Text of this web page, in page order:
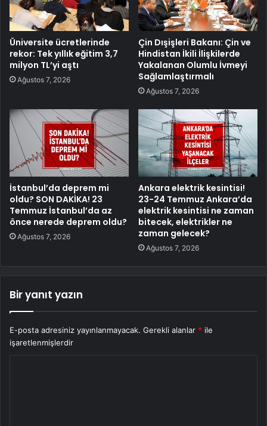
Üniversite ücretlerinde
rekor: Tek yıllık eğitim 3,7
milyon TL’yi aştı
Ağustos 7, 2026
Çin Dışişleri Bakanı: Çin ve
Hindistan İkili İlişkilerde
Yakalanan Olumlu İvmeyi
Sağlamlaştırmalı
Ağustos 7, 2026
İstanbul’da deprem mi
oldu? SON DAKİKA! 23
Temmuz İstanbul’da az
önce nerede deprem oldu?
Ağustos 7, 2026
Ankara elektrik kesintisi!
23-24 Temmuz Ankara’da
elektrik kesintisi ne zaman
bitecek, elektrikler ne
zaman gelecek?
Ağustos 7, 2026
Bir yanıt yazın
E-posta adresiniz yayınlanmayacak. Gerekli alanlar * ile
işaretlenmişlerdir